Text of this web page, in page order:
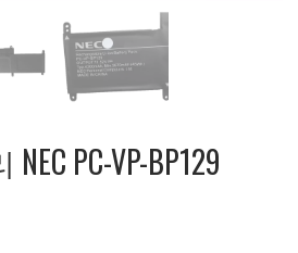
PC-VP-BP129